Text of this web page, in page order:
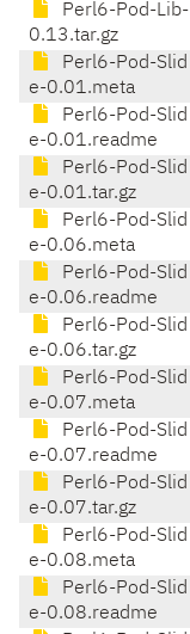
Perl6-Pod-Lib-
0.13.tar.gz
Perl6-Pod-Slid
e-0.01.meta
Perl6-Pod-Slid
e-0.01.readme
Perl6-Pod-Slid
e-0.01.tar.gz
Perl6-Pod-Slid
e-0.06.meta
Perl6-Pod-Slid
e-0.06.readme
Perl6-Pod-Slid
e-0.06.tar.gz
Perl6-Pod-Slid
e-0.07.meta
Perl6-Pod-Slid
e-0.07.readme
Perl6-Pod-Slid
e-0.07.tar.gz
Perl6-Pod-Slid
e-0.08.meta
Perl6-Pod-Slid
e-0.08.readme